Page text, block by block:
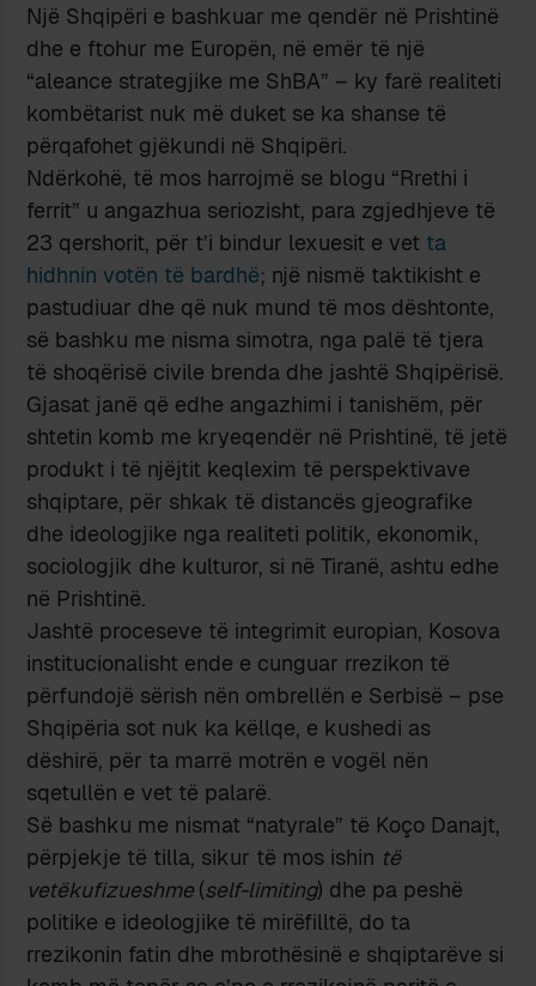
Një Shqipëri e bashkuar me qendër në Prishtinë
dhe e ftohur me Europën, në emër të një
“aleance strategjike me ShBA” – ky farë realiteti
kombëtarist nuk më duket se ka shanse të
përqafohet gjëkundi në Shqipëri.
Ndërkohë, të mos harrojmë se blogu “Rrethi i
ferrit” u angazhua seriozisht, para zgjedhjeve të
23 qershorit, për t’i bindur lexuesit e vet ta
hidhnin votën të bardhë; një nismë taktikisht e
pastudiuar dhe që nuk mund të mos dështonte,
së bashku me nisma simotra, nga palë të tjera
të shoqërisë civile brenda dhe jashtë Shqipërisë.
Gjasat janë që edhe angazhimi i tanishëm, për
shtetin komb me kryeqendër në Prishtinë, të jetë
produkt i të njëjtit keqlexim të perspektivave
shqiptare, për shkak të distancës gjeografike
dhe ideologjike nga realiteti politik, ekonomik,
sociologjik dhe kulturor, si në Tiranë, ashtu edhe
në Prishtinë.
Jashtë proceseve të integrimit europian, Kosova
institucionalisht ende e cunguar rrezikon të
përfundojë sërish nën ombrellën e Serbisë – pse
Shqipëria sot nuk ka këllqe, e kushedi as
dëshirë, për ta marrë motrën e vogël nën
sqetullën e vet të palarë.
Së bashku me nismat “natyrale” të Koço Danajt,
përpjekje të tilla, sikur të mos ishin të
vetëkufizueshme (self-limiting) dhe pa peshë
politike e ideologjike të mirëfilltë, do ta
rrezikonin fatin dhe mbrothësinë e shqiptarëve si